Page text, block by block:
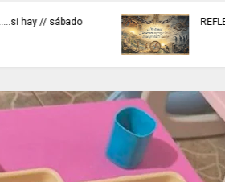
EN SISGA - CUNDINAMARCA,
actividades de inspección,
vigilancia y control.